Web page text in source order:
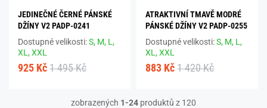
JEDINEČNÉ ČERNÉ PÁNSKÉ
DŽÍNY V2 PADP-0241
Dostupné velikosti:S, M, L,
XL,XXL
925 Kč 1 495 Kč
ATRAKTIVNÍ TMAVĚ MODRÉ
PÁNSKÉ DŽÍNY V2 PADP-0255
Dostupné velikosti:S, M, L,
XL,XXL
883 Kč 1 420 Kč
zobrazených 1-24produktů z 120